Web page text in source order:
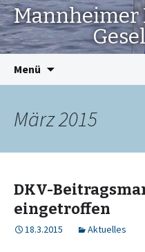
Mannheimer
Menü
März 2015
DKV-
eingetroffen
18.3.2015 Aktuelles